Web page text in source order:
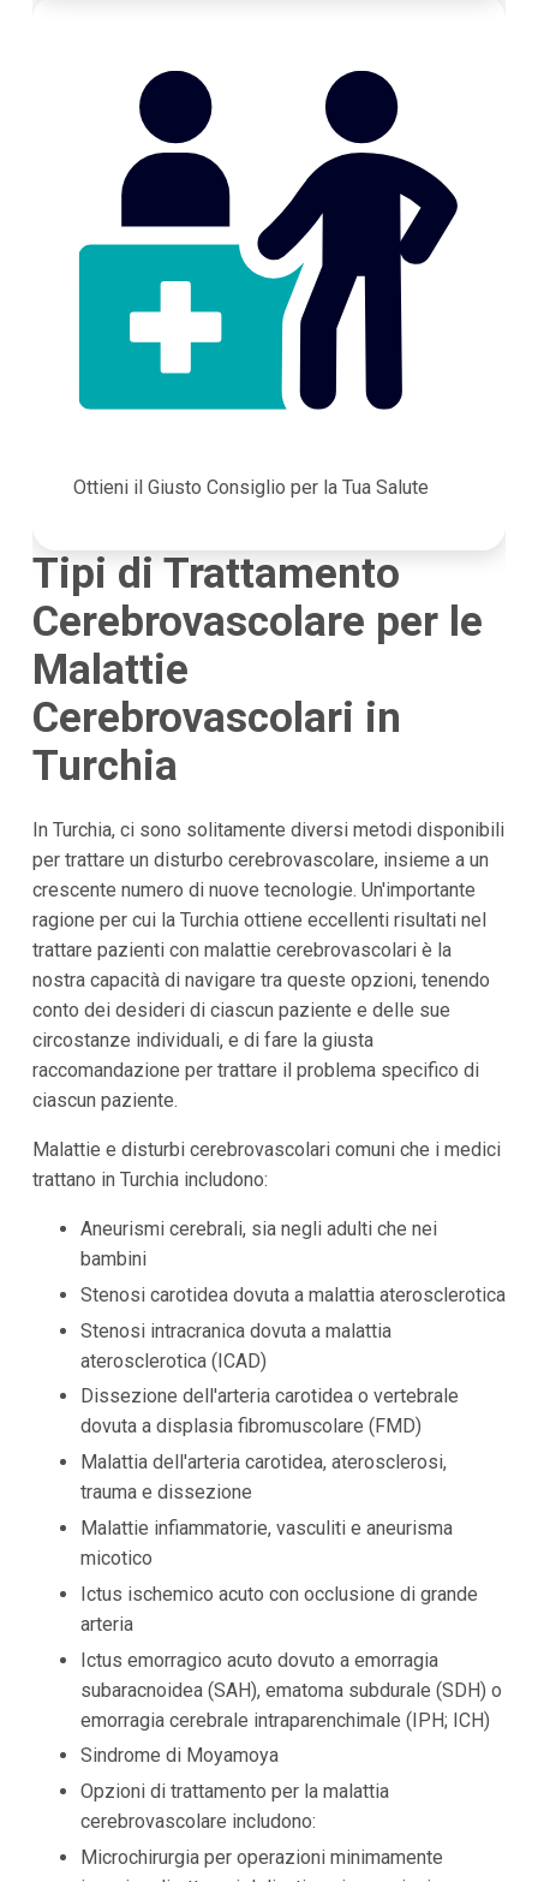
Ottieni il Giusto Consiglio per la Tua Salute
Tipi di Trattamento
Cerebrovascolare per le
Malattie
Cerebrovascolari in
Turchia
In Turchia, ci sono solitamente diversi metodi disponibili
per trattare un disturbo cerebrovascolare, insieme a un
crescente numero di nuove tecnologie. Un'importante
ragione per cui la Turchia ottiene eccellenti risultati nel
trattare pazienti con malattie cerebrovascolari è la
nostra capacità di navigare tra queste opzioni, tenendo
conto dei desideri di ciascun paziente e delle sue
circostanze individuali, e di fare la giusta
raccomandazione per trattare il problema specifico di
ciascun paziente.
Malattie e disturbi cerebrovascolari comuni che i medici
trattano in Turchia includono:
Aneurismi cerebrali, sia negli adulti che nei
bambini
Stenosi carotidea dovuta a malattia aterosclerotica
Stenosi intracranica dovuta a malattia
aterosclerotica (ICAD)
Dissezione dell'arteria carotidea o vertebrale
dovuta a displasia fibromuscolare (FMD)
Malattia dell'arteria carotidea, aterosclerosi,
trauma e dissezione
Malattie infiammatorie, vasculiti e aneurisma
micotico
Ictus ischemico acuto con occlusione di grande
arteria
Ictus emorragico acuto dovuto a emorragia
subaracnoidea (SAH), ematoma subdurale (SDH) o
emorragia cerebrale intraparenchimale (IPH; ICH)
Sindrome di Moyamoya
Opzioni di trattamento per la malattia
cerebrovascolare includono:
Microchirurgia per operazioni minimamente